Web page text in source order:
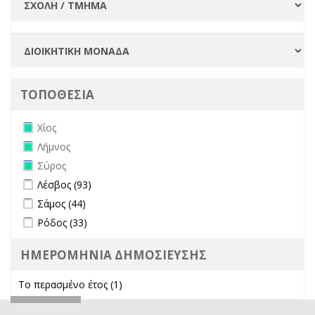
ΤΟΠΟΘΕΣΙΑ
Remove Χίος filter
Χίος
Remove Λήμνος filter
Λήμνος
Remove Σύρος filter
Σύρος
Apply Λέσβος filter
Λέσβος (93)
Apply Σάμος filter
Σάμος (44)
Apply Ρόδος filter
Ρόδος (33)
ΗΜΕΡΟΜΗΝΙΑ ΔΗΜΟΣΙΕΥΣΗΣ
Το περασμένο έτος (1)